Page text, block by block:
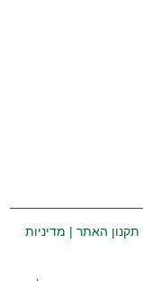
תקנון האתר | מדיניות